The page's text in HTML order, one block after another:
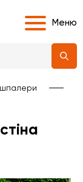
Меню